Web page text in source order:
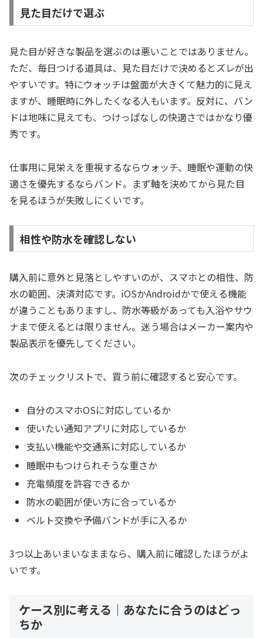
見た目だけで選ぶ
見た目が好きな製品を選ぶのは悪いことではありません。
ただ、毎日つける道具は、見た目だけで決めるとズレが出
やすいです。特にウォッチは盤面が大きくて魅力的に見え
ますが、睡眠時に外したくなる人もいます。反対に、バン
ドは地味に見えても、つけっぱなしの快適さではかなり優
秀です。
仕事用に見栄えを重視するならウォッチ、睡眠や運動の快
適さを優先するならバンド。まず軸を決めてから見た目
を見るほうが失敗しにくいです。
相性や防水を確認しない
購入前に意外と見落としやすいのが、スマホとの相性、防
水の範囲、決済対応です。iOSかAndroidかで使える機能
が違うこともありますし、防水等級があっても入浴やサウ
ナまで使えるとは限りません。迷う場合はメーカー案内や
製品表示を優先してください。
次のチェックリストで、買う前に確認すると安心です。
自分のスマホOSに対応しているか
使いたい通知アプリに対応しているか
支払い機能や交通系に対応しているか
睡眠中もつけられそうな重さか
充電頻度を許容できるか
防水の範囲が使い方に合っているか
ベルト交換や予備バンドが手に入るか
3つ以上あいまいなままなら、購入前に確認したほうがよ
いです。
ケース別に考える｜あなたに合うのはどっ
ちか